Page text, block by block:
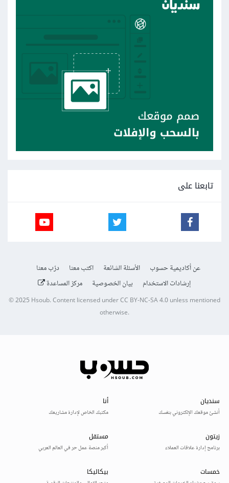
تابعنا على
عن أكاديمية حسوب الأسئلة الشائعة اكتب معنا
درّب معنا
إرشادات الاستخدام
بيان الخصوصية مركز المساعدة
© 2025Hsoub.Content licensed underCC BY-NC-SA 4.0unless mentioned
otherwise.